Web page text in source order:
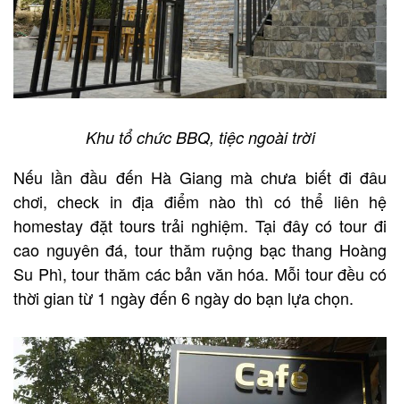
Khu tổ chức BBQ, tiệc ngoài trời
Nếu lần đầu đến Hà Giang mà chưa biết đi đâu
chơi, check in địa điểm nào thì có thể liên hệ
homestay đặt tours trải nghiệm. Tại đây có tour đi
cao nguyên đá, tour thăm ruộng bạc thang Hoàng
Su Phì, tour thăm các bản văn hóa. Mỗi tour đều có
thời gian từ 1 ngày đến 6 ngày do bạn lựa chọn.